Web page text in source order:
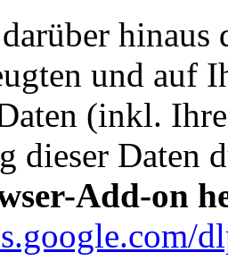
hinaus
und auf
(inkl.
dieser Daten
Add-on